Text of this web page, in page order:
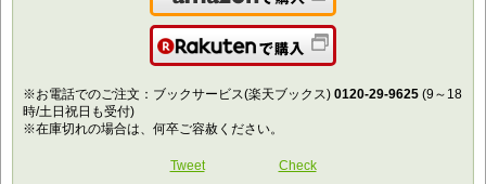
Amazonで購入
楽天で購入
※お電話でのご注文：ブックサービス(楽天ブックス) 0120-29-9625 (9～18
時/土日祝日も受付)
※在庫切れの場合は、何卒ご容赦ください。
Tweet Check